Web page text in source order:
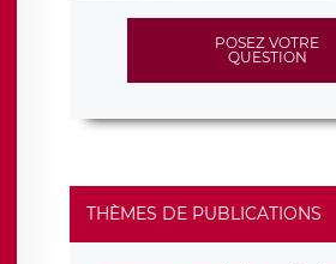
POSEZ VOTRE
QUESTION
THÈMES DE PUBLICATIONS